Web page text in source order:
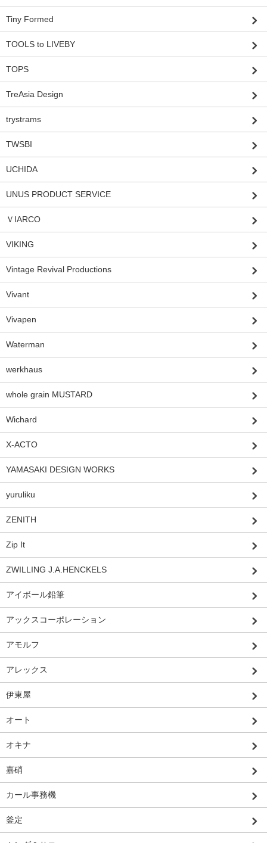
Tiny Formed
TOOLS to LIVEBY
TOPS
TreAsia Design
trystrams
TWSBI
UCHIDA
UNUS PRODUCT SERVICE
ＶIARCO
VIKING
Vintage Revival Productions
Vivant
Vivapen
Waterman
werkhaus
whole grain MUSTARD
Wichard
X-ACTO
YAMASAKI DESIGN WORKS
yuruliku
ZENITH
Zip It
ZWILLING J.A.HENCKELS
アイボール鉛筆
アックスコーポレーション
アモルフ
アレックス
伊東屋
オート
オキナ
嘉硝
カール事務機
釜定